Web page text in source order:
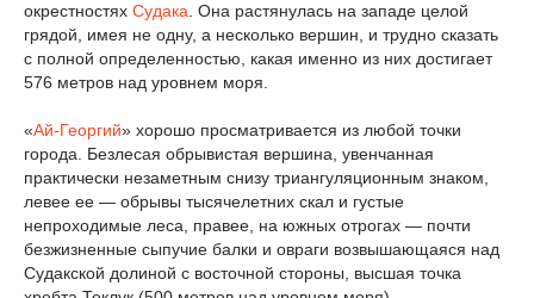
окрестностях Судака . Она растянулась на западе целой
грядой, имея не одну, а несколько вершин, и трудно сказать
с полной определенностью, какая именно из них достигает
576 метров над уровнем моря.
«Ай-Георгий» хорошо просматривается из любой точки
города. Безлесая обрывистая вершина, увенчанная
практически незаметным снизу триангуляционным знаком,
левее ее — обрывы тысячелетних скал и густые
непроходимые леса, правее, на южных отрогах — почти
безжизненные сыпучие балки и овраги возвышающаяся над
Судакской долиной с восточной стороны, высшая точка